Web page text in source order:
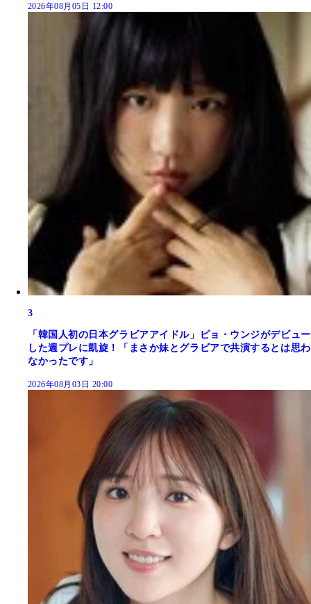
2026年08月05日 12:00
3
「韓国人初の日本グラビアアイドル」ピョ・ウンジがデビュー
した週プレに凱旋！「まさか妹とグラビアで共演するとは思わ
なかったです」
2026年08月03日 20:00